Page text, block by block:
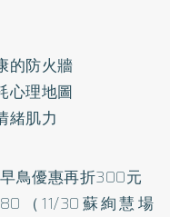
的防火牆
心理地圖
緒肌力
鳥優惠再折300元
（11/30蘇絢慧場